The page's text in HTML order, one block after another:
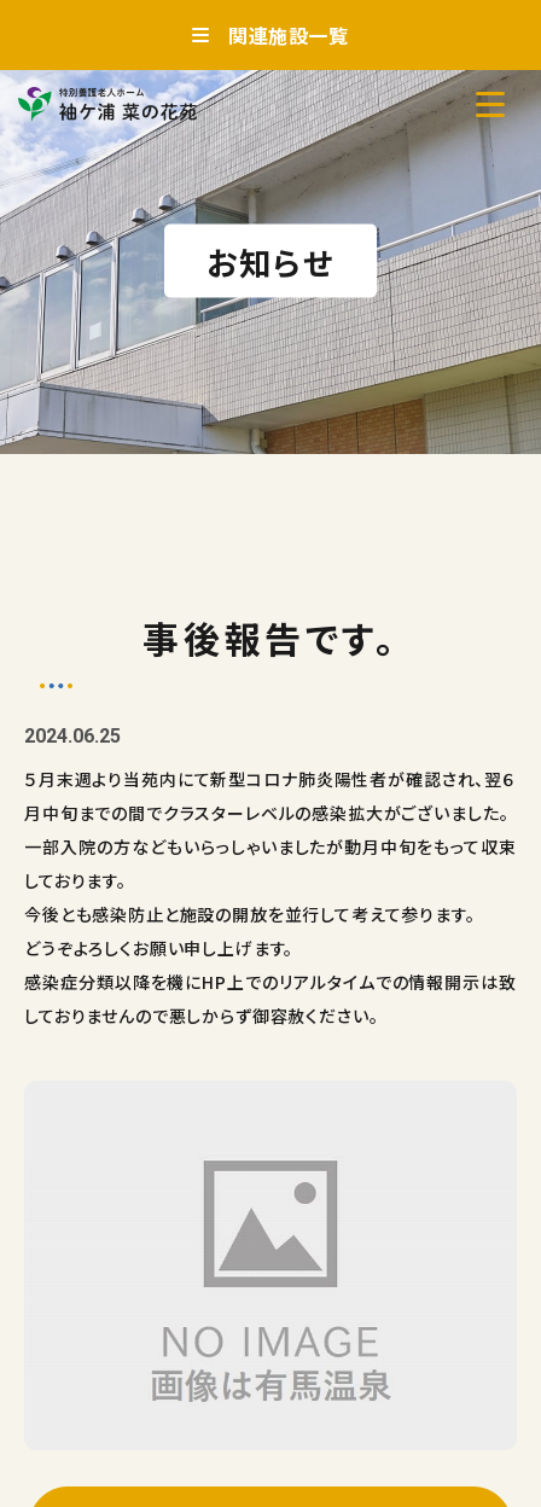
関連施設一覧
お知らせ
事後報告です。
2024.06.25
５月末週より当苑内にて新型コロナ肺炎陽性者が確認され、翌６
月中旬までの間でクラスターレベルの感染拡大がございました。
一部入院の方などもいらっしゃいましたが動月中旬をもって収束
しております。
今後とも感染防止と施設の開放を並行して考えて参ります。
どうぞよろしくお願い申し上げます。
感染症分類以降を機にHP上でのリアルタイムでの情報開示は致
しておりませんので悪しからず御容赦ください。